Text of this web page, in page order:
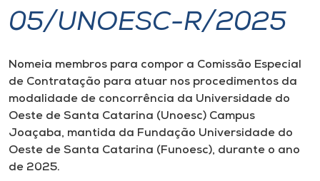
I.nova
Diplomados
Cultura
05/UNOESC-R/2025
Nomeia membros para compor a Comissão Especial
de Contratação para atuar nos procedimentos da
modalidade de concorrência da Universidade do
Oeste de Santa Catarina (Unoesc) Campus
Joaçaba, mantida da Fundação Universidade do
Oeste de Santa Catarina (Funoesc), durante o ano
de 2025.